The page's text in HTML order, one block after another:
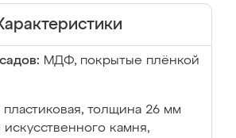
МДФ, покрытые плёнкой
пластиковая, толщина 26 мм
камня,